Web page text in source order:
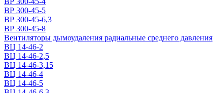
ВР 300-45-5
ВР 300-45-6,3
ВР 300-45-8
Вентиляторы дымоудаления радиальные среднего давления
ВЦ 14-46-2
ВЦ 14-46-2,5
ВЦ 14-46-3,15
ВЦ 14-46-4
ВЦ 14-46-5